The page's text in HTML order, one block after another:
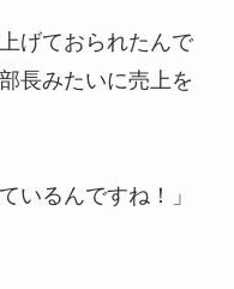
げておられたんで
長みたいに売上を
いるんですね！」